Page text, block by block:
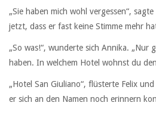
„Sie haben mich wohl vergessen“,
jetzt, dass er fast keine Stimme mehr
„So was!“, wunderte sich Annika. „Nur
haben. In welchem Hotel wohnst du
„Hotel San Giuliano“, flüsterte Felix
er sich an den Namen noch erinnern